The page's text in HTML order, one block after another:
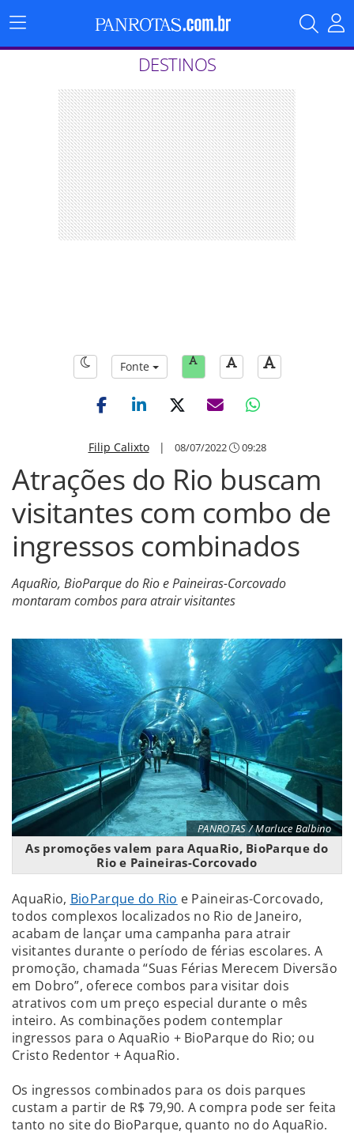
Menu
Principal
DESTINOS
Fonte
Filip Calixto| 08/07/2022 09:28
Atrações do Rio buscam
visitantes com combo de
ingressos combinados
AquaRio, BioParque do Rio e Paineiras-Corcovado
montaram combos para atrair visitantes
PANROTAS / Marluce Balbino
As promoções valem para AquaRio, BioParque do
Rio e Paineiras-Corcovado
AquaRio, BioParque do Rio e Paineiras-Corcovado,
todos complexos localizados no Rio de Janeiro,
acabam de lançar uma campanha para atrair
visitantes durante o período de férias escolares. A
promoção, chamada “Suas Férias Merecem Diversão
em Dobro”, oferece combos para visitar dois
atrativos com um preço especial durante o mês
inteiro. As combinações podem contemplar
ingressos para o AquaRio + BioParque do Rio; ou
Cristo Redentor + AquaRio.
Os ingressos combinados para os dois parques
custam a partir de R$ 79,90. A compra pode ser feita
tanto no site do BioParque, quanto no do AquaRio.